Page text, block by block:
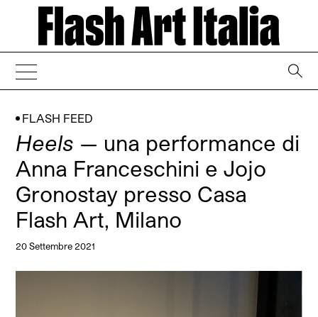
FLASH FEED
Heels — una performance di
Anna Franceschini e Jojo
Gronostay presso Casa
Flash Art, Milano
20 Settembre 2021